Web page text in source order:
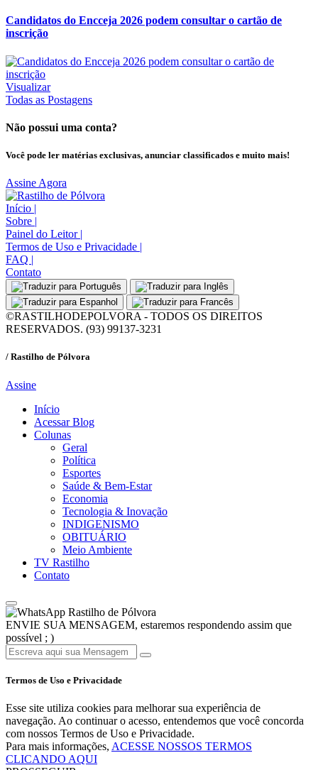
Candidatos do Encceja 2026 podem consultar o cartão de
inscrição
Visualizar
Todas as Postagens
Não possui uma conta?
Você pode ler matérias exclusivas, anunciar classificados e muito mais!
Assine Agora
Início |
Sobre |
Painel do Leitor |
Termos de Uso e Privacidade |
FAQ |
Contato
©RASTILHODEPOLVORA - TODOS OS DIREITOS
RESERVADOS. (93) 99137-3231
/ Rastilho de Pólvora
Assine
Início
Acessar Blog
Colunas
Geral
Política
Esportes
Saúde & Bem-Estar
Economia
Tecnologia & Inovação
INDIGENISMO
OBITUÁRIO
Meio Ambiente
TV Rastilho
Contato
Rastilho de Pólvora
ENVIE SUA MENSAGEM, estaremos respondendo assim que
possível ; )
Termos de Uso e Privacidade
Esse site utiliza cookies para melhorar sua experiência de
navegação. Ao continuar o acesso, entendemos que você concorda
com nossos Termos de Uso e Privacidade.
Para mais informações, ACESSE NOSSOS TERMOS
CLICANDO AQUI